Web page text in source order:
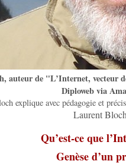
auteur de "L’Internet, vecteur
Diploweb via
explique avec pédagogie et
Laurent Bloch
Qu’est-ce que
Genèse d’un